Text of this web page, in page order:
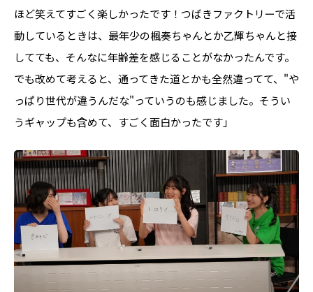
ほど笑えてすごく楽しかったです！つばきファクトリーで活
動しているときは、最年少の楓奏ちゃんとか乙輝ちゃんと接
してても、そんなに年齢差を感じることがなかったんです。
でも改めて考えると、通ってきた道とかも全然違ってて、"や
っぱり世代が違うんだな"っていうのも感じました。そうい
うギャップも含めて、すごく面白かったです」